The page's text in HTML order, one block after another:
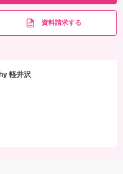
資料請求する
軽井沢